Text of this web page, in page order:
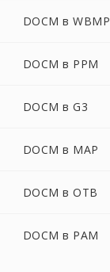
DOCM в WBMP
DOCM в PPM
DOCM в G3
DOCM в MAP
DOCM в OTB
DOCM в PAM